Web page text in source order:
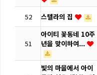
52 스텔라의 집
51
아이티 꽃동네 10주
년을 맞이하여...
빛의 마을에서 아이